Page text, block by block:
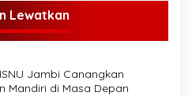
Lewatkan
Jambi Canangkan
Mandiri di Masa Depan